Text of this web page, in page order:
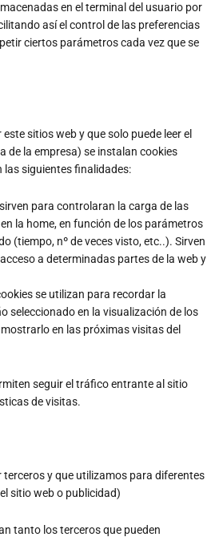
en el terminal del usuario por
así el control de las preferencias
ciertos parámetros cada vez que se
sitios web y que solo puede leer el
de la empresa) se instalan cookies
las siguientes finalidades:
para controlaran la carga de las
la home, en función de los parámetros
(tiempo, nº de veces visto, etc..). Sirven
a determinadas partes de la web y
se utilizan para recordar la
seleccionado en la visualización de los
en las próximas visitas del
seguir el tráfico entrante al sitio
de visitas.
terceros y que utilizamos para diferentes
sitio web o publicidad)
tanto los terceros que pueden